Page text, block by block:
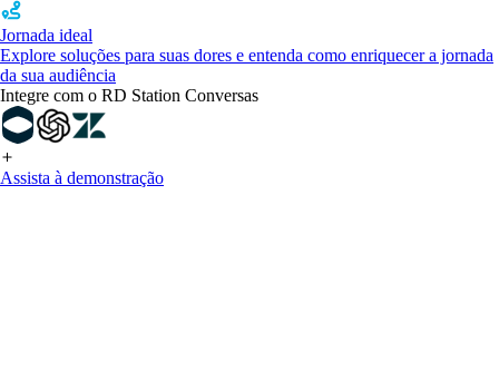
Jornada ideal
Explore soluções para suas dores e entenda como enriquecer a jornada
da sua audiência
Integre com o RD Station Conversas
Assista à demonstração